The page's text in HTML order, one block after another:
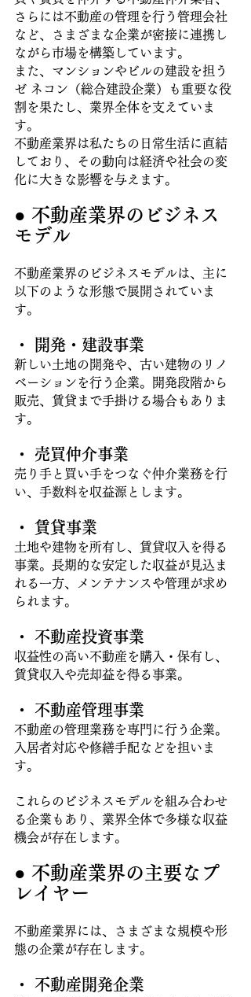
さらには不動産の管理を行う管理会社
など、さまざまな企業が密接に連携し
ながら市場を構築しています。
また、マンションやビルの建設を担う
ゼ ネコン（総合建設企業）も重要な役
割を果たし、業界全体を支えていま
す。
不動産業界は私たちの日常生活に直結
しており、その動向は経済や社会の変
化に大きな影響を与えます。
● 不動産業界のビジネス
モデル
不動産業界のビジネスモデルは、主に
以下のような形態で展開されていま
す。
・ 開発・建設事業
新しい土地の開発や、古い建物のリノ
ベーションを行う企業。開発段階から
販売、賃貸まで手掛ける場合もありま
す。
・ 売買仲介事業
売り手と買い手をつなぐ仲介業務を行
い、手数料を収益源とします。
・ 賃貸事業
土地や建物を所有し、賃貸収入を得る
事業。長期的な安定した収益が見込ま
れる一方、メンテナンスや管理が求め
られます。
・ 不動産投資事業
収益性の高い不動産を購入・保有し、
賃貸収入や売却益を得る事業。
・ 不動産管理事業
不動産の管理業務を専門に行う企業。
入居者対応や修繕手配などを担いま
す。
これらのビジネスモデルを組み合わせ
る企業もあり、業界全体で多様な収益
機会が存在します。
● 不動産業界の主要なプ
レイヤー
不動産業界には、さまざまな規模や形
態の企業が存在します。
・ 不動産開発企業